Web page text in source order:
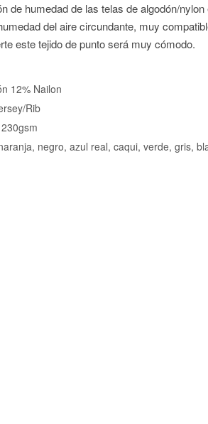
de humedad de las telas de algodón/
del aire circundante, muy
este tejido de punto será muy cómodo.
12% Nailon
Rib
negro, azul real, caqui, verde, gris,